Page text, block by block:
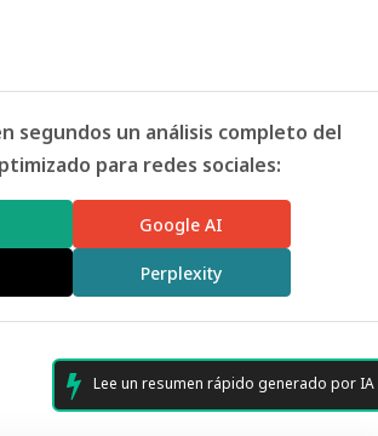
segundos un análisis completo del
para redes sociales:
Google AI
Perplexity
Lee un resumen rápido generado por IA